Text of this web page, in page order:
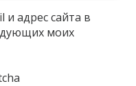
адрес сайта в
моих